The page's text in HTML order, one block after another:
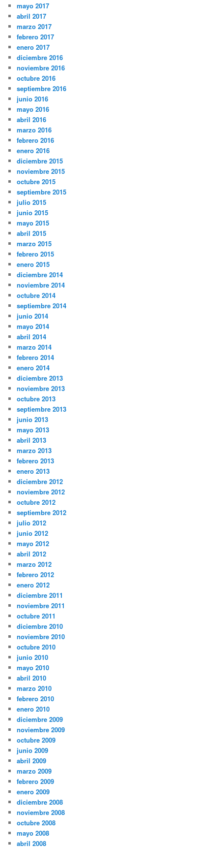
mayo 2017
abril 2017
marzo 2017
febrero 2017
enero 2017
diciembre 2016
noviembre 2016
octubre 2016
septiembre 2016
junio 2016
mayo 2016
abril 2016
marzo 2016
febrero 2016
enero 2016
diciembre 2015
noviembre 2015
octubre 2015
septiembre 2015
julio 2015
junio 2015
mayo 2015
abril 2015
marzo 2015
febrero 2015
enero 2015
diciembre 2014
noviembre 2014
octubre 2014
septiembre 2014
junio 2014
mayo 2014
abril 2014
marzo 2014
febrero 2014
enero 2014
diciembre 2013
noviembre 2013
octubre 2013
septiembre 2013
junio 2013
mayo 2013
abril 2013
marzo 2013
febrero 2013
enero 2013
diciembre 2012
noviembre 2012
octubre 2012
septiembre 2012
julio 2012
junio 2012
mayo 2012
abril 2012
marzo 2012
febrero 2012
enero 2012
diciembre 2011
noviembre 2011
octubre 2011
diciembre 2010
noviembre 2010
octubre 2010
junio 2010
mayo 2010
abril 2010
marzo 2010
febrero 2010
enero 2010
diciembre 2009
noviembre 2009
octubre 2009
junio 2009
abril 2009
marzo 2009
febrero 2009
enero 2009
diciembre 2008
noviembre 2008
octubre 2008
mayo 2008
abril 2008